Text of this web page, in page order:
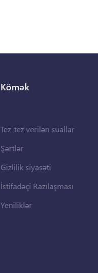
Kömək
Tez-tez verilən suallar
Şərtlər
Gizlilik siyasəti
İstifadəçi Razılaşması
Yeniliklər